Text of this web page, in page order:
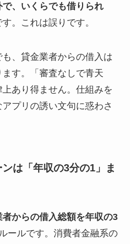
、いくらでも借りられ
。これは誤りです。
、貸金業者からの借入は
す。「審査なしで青天
あり得ません。仕組みを
プリの誘い文句に惑わさ
は「年収の3分の1」ま
者からの借入総額を年収の3
ールです。消費者金融系の